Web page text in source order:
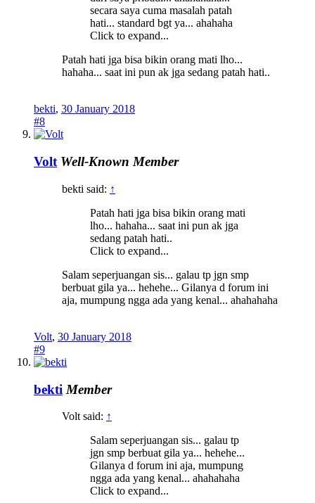
secara saya cuma masalah patah
hati... standard bgt ya... ahahaha
Click to expand...
Patah hati jga bisa bikin orang mati lho...
hahaha... saat ini pun ak jga sedang patah hati..
bekti, 30 January 2018
#8
Volt Well-Known Member
bekti said: ↑
Patah hati jga bisa bikin orang mati
lho... hahaha... saat ini pun ak jga
sedang patah hati..
Click to expand...
Salam seperjuangan sis... galau tp jgn smp
berbuat gila ya... hehehe... Gilanya d forum ini
aja, mumpung ngga ada yang kenal... ahahahaha
Volt, 30 January 2018
#9
bekti Member
Volt said: ↑
Salam seperjuangan sis... galau tp
jgn smp berbuat gila ya... hehehe...
Gilanya d forum ini aja, mumpung
ngga ada yang kenal... ahahahaha
Click to expand...